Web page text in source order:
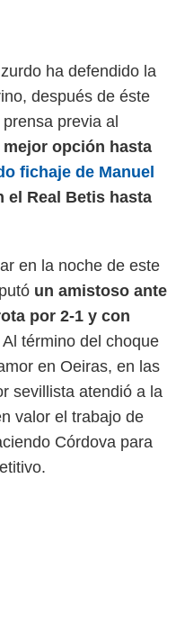
ha defendido la
después de éste
previa al
mejor opción hasta
fichaje de Manuel
el Real Betis hasta
en la noche de este
un amistoso ante
por 2-1 y con
Al término del choque
en Oeiras, en las
sevillista atendió a la
valor el trabajo de
Córdova para